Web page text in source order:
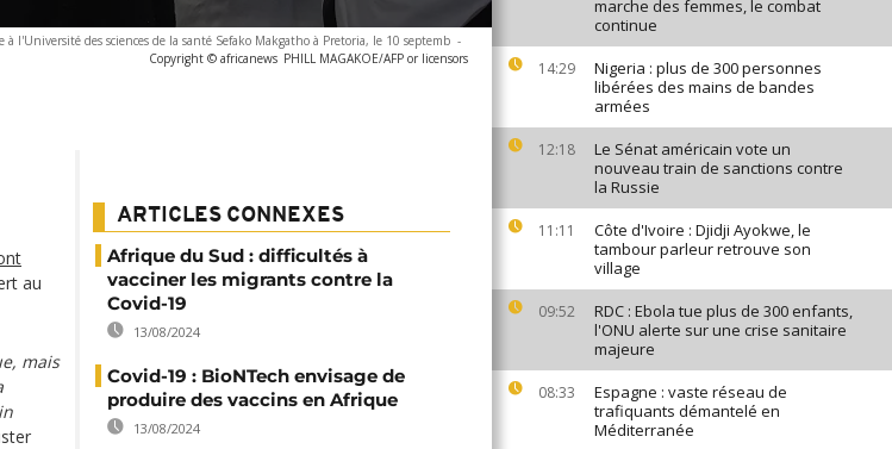
marche des femmes, le combat
continue
14:29
Nigeria : plus de 300 personnes
libérées des mains de bandes
armées
12:18
Le Sénat américain vote un
nouveau train de sanctions contre
la Russie
11:11
Côte d'Ivoire : Djidji Ayokwe, le
tambour parleur retrouve son
village
09:52
RDC : Ebola tue plus de 300 enfants,
l'ONU alerte sur une crise sanitaire
majeure
08:33
Espagne : vaste réseau de
trafiquants démantelé en
Méditerranée
des sciences de la santé Sefako Makgatho à Pretoria, le 10 septemb -
Copyright © africanews PHILL MAGAKOE/AFP or licensors
au
mais
ARTICLES CONNEXES
Afrique du Sud : difficultés à
vacciner les migrants contre la
Covid-19
13/08/2024
Covid-19 : BioNTech envisage de
produire des vaccins en Afrique
13/08/2024